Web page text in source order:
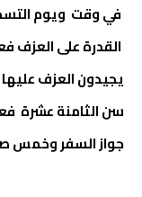
في وقت ويوم
القدرة على العزف
يجيدون العزف
سن الثامنة عشرة
جواز السفر وخمس